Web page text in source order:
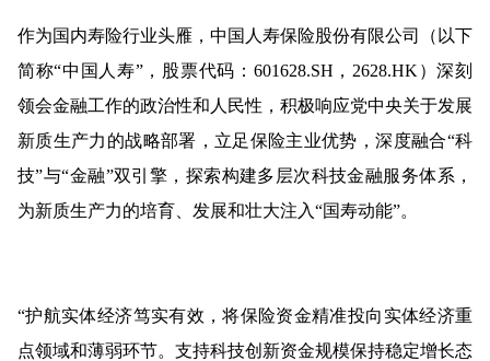
作为国内寿险行业头雁，中国人寿保险股份有限公司（以下
简称“中国人寿”，股票代码：601628.SH，2628.HK）深刻
领会金融工作的政治性和人民性，积极响应党中央关于发展
新质生产力的战略部署，立足保险主业优势，深度融合“科
技”与“金融”双引擎，探索构建多层次科技金融服务体系，
为新质生产力的培育、发展和壮大注入“国寿动能”。
“护航实体经济笃实有效，将保险资金精准投向实体经济重
点领域和薄弱环节。支持科技创新资金规模保持稳定增长态